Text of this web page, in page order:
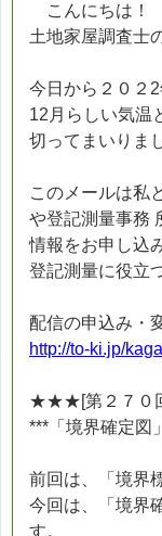
こんにちは！
土地家屋調査士
今日から２０２
12月らしい気温
切ってまいりま
このメールは私
や登記測量事務
情報をお申し込
登記測量に役立
配信の申込み・
http://to-ki.jp/
★★★[第２７０
***「境界確定図
前回は、「境界
今回は、「境界
す。